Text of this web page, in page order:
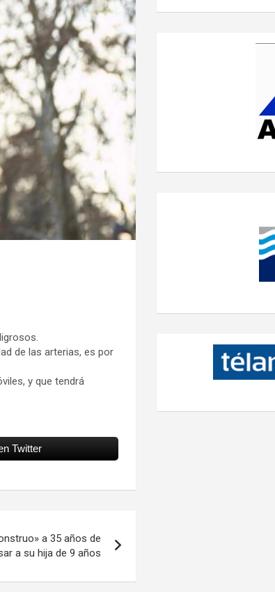
de las arterias, es por
y que tendrá
Twitter
a 35 años de
a su hija de 9 años